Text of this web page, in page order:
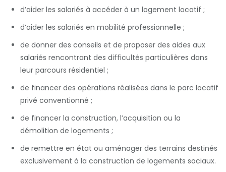
d’aider les salariés à accéder à un logement locatif ;
d’aider les salariés en mobilité professionnelle ;
de donner des conseils et de proposer des aides aux
salariés rencontrant des difficultés particulières dans
leur parcours résidentiel ;
de financer des opérations réalisées dans le parc locatif
privé conventionné ;
de financer la construction, l’acquisition ou la
démolition de logements ;
de remettre en état ou aménager des terrains destinés
exclusivement à la construction de logements sociaux.